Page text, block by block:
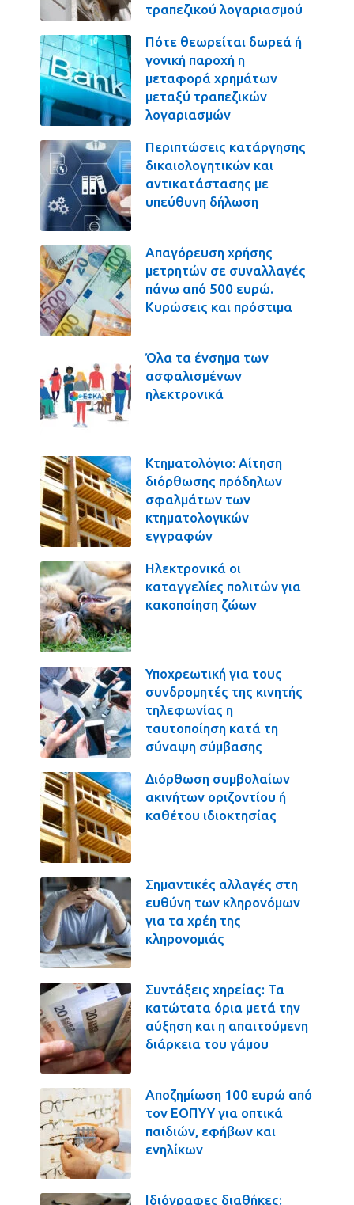
τραπεζικού λογαριασμού
Πότε θεωρείται δωρεά ή
γονική παροχή η
μεταφορά χρημάτων
μεταξύ τραπεζικών
λογαριασμών
Περιπτώσεις κατάργησης
δικαιολογητικών και
αντικατάστασης με
υπεύθυνη δήλωση
Απαγόρευση χρήσης
μετρητών σε συναλλαγές
πάνω από 500 ευρώ.
Κυρώσεις και πρόστιμα
Όλα τα ένσημα των
ασφαλισμένων
ηλεκτρονικά
Κτηματολόγιο: Αίτηση
διόρθωσης πρόδηλων
σφαλμάτων των
κτηματολογικών
εγγραφών
Ηλεκτρονικά οι
καταγγελίες πολιτών για
κακοποίηση ζώων
Υποχρεωτική για τους
συνδρομητές της κινητής
τηλεφωνίας η
ταυτοποίηση κατά τη
σύναψη σύμβασης
Διόρθωση συμβολαίων
ακινήτων οριζοντίου ή
καθέτου ιδιοκτησίας
Σημαντικές αλλαγές στη
ευθύνη των κληρονόμων
για τα χρέη της
κληρονομιάς
Συντάξεις χηρείας: Τα
κατώτατα όρια μετά την
αύξηση και η απαιτούμενη
διάρκεια του γάμου
Αποζημίωση 100 ευρώ από
τον ΕΟΠΥΥ για οπτικά
παιδιών, εφήβων και
ενηλίκων
Ιδιόγραφες διαθήκες: